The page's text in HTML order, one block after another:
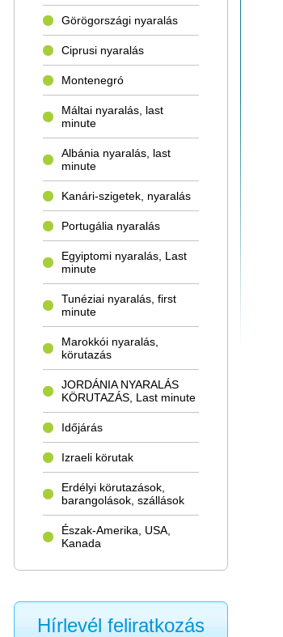
Görögországi nyaralás
Ciprusi nyaralás
Montenegró
Máltai nyaralás, last
minute
Albánia nyaralás, last
minute
Kanári-szigetek, nyaralás
Portugália nyaralás
Egyiptomi nyaralás, Last
minute
Tunéziai nyaralás, first
minute
Marokkói nyaralás,
körutazás
JORDÁNIA NYARALÁS
KÖRUTAZÁS, Last minute
Időjárás
Izraeli körutak
Erdélyi körutazások,
barangolások, szállások
Észak-Amerika, USA,
Kanada
Hírlevél feliratkozás